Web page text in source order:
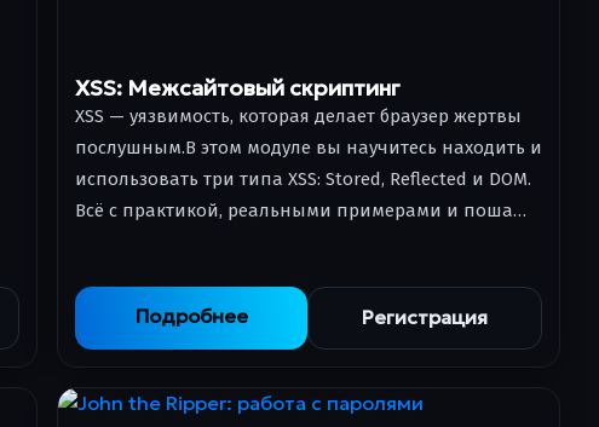
XSS: Межсайтовый скриптинг
XSS — уязвимость, которая делает браузер жертвы
послушным.В этом модуле вы научитесь находить и
использовать три типа XSS: Stored, Reflected и DOM.
Всё с практикой, реальными примерами и поша…
Подробнее Регистрация